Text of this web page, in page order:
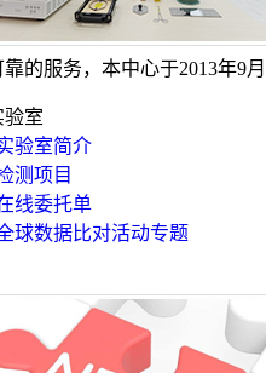
的服务，本中心于2013年9
验室
验室简介
测项目
线委托单
球数据比对活动专题